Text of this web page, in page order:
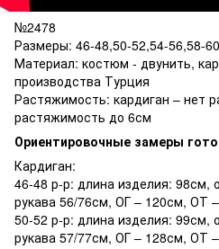
№2478
Размеры: 46-48,50-52,54-56,58-
Материал: костюм - двунить,
производства Турция
Растяжимость: кардиган – нет
растяжимость до 6см
Ориентировочные замеры
Кардиган:
46-48 р-р: длина изделия: 98см,
рукава 56/76см, ОГ – 120см, ОТ
50-52 р-р: длина изделия: 99см,
рукава 57/77см, ОГ – 128см, ОТ